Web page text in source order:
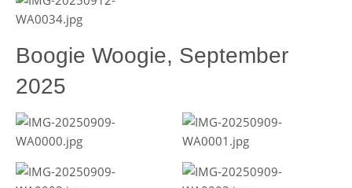
Boogie Woogie, September
2025